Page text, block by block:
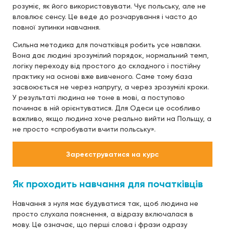
розуміє, як його використовувати. Чує польську, але не
вловлює сенсу. Це веде до розчарування і часто до
повної зупинки навчання.
Сильна методика для початківця робить усе навпаки.
Вона дає людині зрозумілий порядок, нормальний темп,
логіку переходу від простого до складного і постійну
практику на основі вже вивченого. Саме тому база
засвоюється не через напругу, а через зрозумілі кроки.
У результаті людина не тоне в мові, а поступово
починає в ній орієнтуватися. Для Одеси це особливо
важливо, якщо людина хоче реально вийти на Польщу, а
не просто «спробувати вчити польську».
Зареєструватися на курс
Як проходить навчання для початківців
Навчання з нуля має будуватися так, щоб людина не
просто слухала пояснення, а відразу включалася в
мову. Це означає, що перші слова і фрази одразу